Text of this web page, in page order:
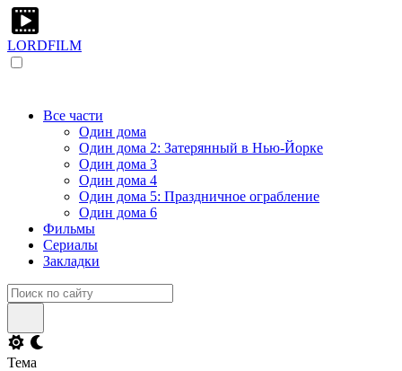
LORDFILM
Все части
Один дома
Один дома 2: Затерянный в Нью-Йорке
Один дома 3
Один дома 4
Один дома 5: Праздничное ограбление
Один дома 6
Фильмы
Сериалы
Закладки
Тема